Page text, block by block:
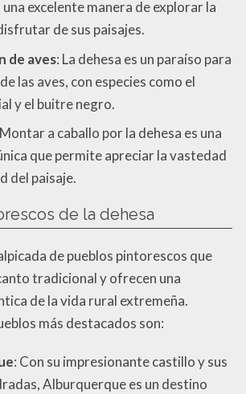
una excelente manera de explorar la
de sus paisajes.
de aves: La dehesa es un paraíso para
las aves, con especies como el
y el buitre negro.
a caballo por la dehesa es una
que permite apreciar la vastedad
del paisaje.
de la dehesa
de pueblos pintorescos que
tradicional y ofrecen una
de la vida rural extremeña.
más destacados son:
: Con su impresionante castillo y sus
Alburquerque es un destino